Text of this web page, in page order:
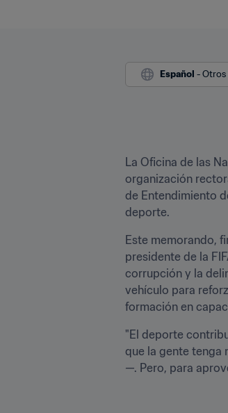
Español - Otros
La Oficina de las
organización
de Entendimiento
deporte.
Este memorando,
presidente de la
corrupción y la
vehículo para
formación en
"El deporte
que la gente tenga
—. Pero, para